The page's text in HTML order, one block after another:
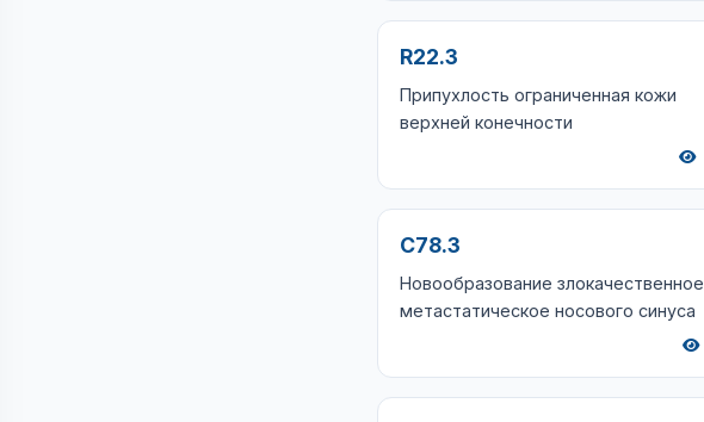
R22.3
Припухлость ограниченная кожи
верхней конечности
C78.3
Новообразование злокачественное
метастатическое носового синуса